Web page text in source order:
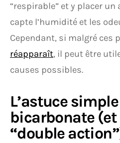
“respirable” et y placer
capte l’humidité et les
Cependant, si malgré ces
réapparaît, il peut être
causes possibles.
L’astuce
bicarbonate
“double